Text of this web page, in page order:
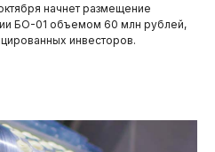
начнет размещение
БО-01 объемом 60 млн рублей,
инвесторов.